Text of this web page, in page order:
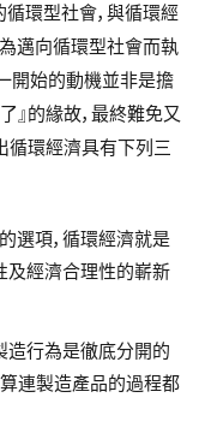
環型社會，與循環經
邁向循環型社會而執
一開始的動機並非是擔
』的緣故，最終難免又
循環經濟具有下列三
選項，循環經濟就是
及經濟合理性的嶄新
造行為是徹底分開的
連製造產品的過程都